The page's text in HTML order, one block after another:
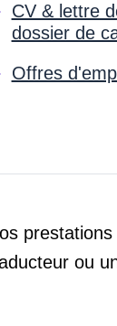
CV & lettre
dossier de
Offres
prestations
ou